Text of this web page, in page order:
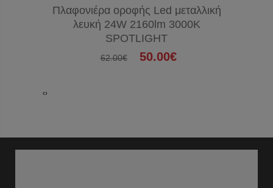
Πλαφονιέρα οροφής Led μεταλλική
λευκή 24W 2160lm 3000K
SPOTLIGHT
62.00€ 50.00€
‹›